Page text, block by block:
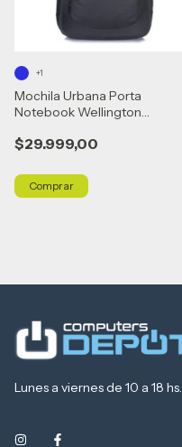
Mochila Urbana Porta
Notebook Wellington
$29.999,00
+1
Comprar
Lunes a viernes de 10 a 18 hs.